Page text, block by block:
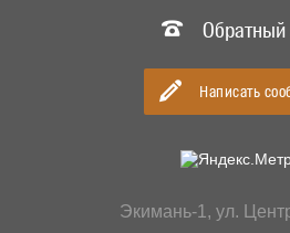
Обратный
Ваше имя *
Номер телефона
Написать
Экимань-1, ул.